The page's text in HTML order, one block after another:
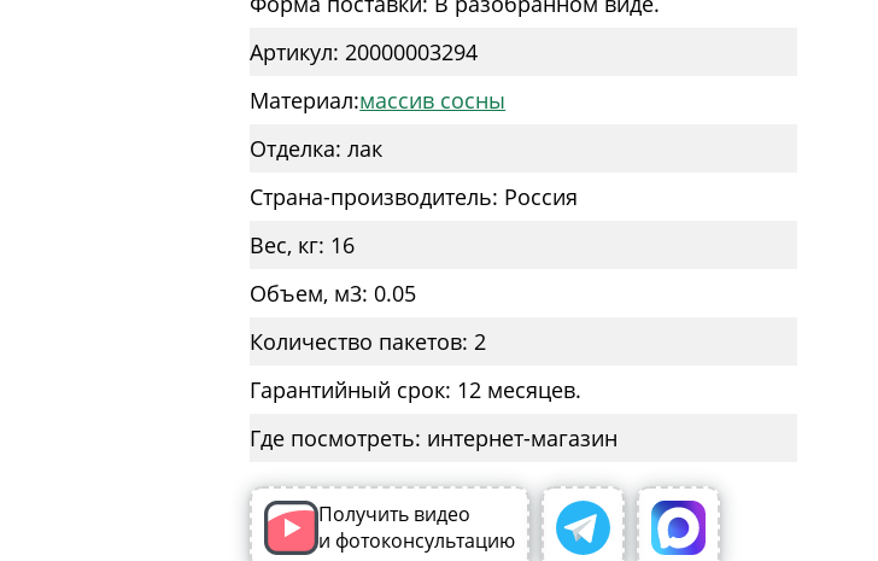
Артикул: 20000003294
Материал:массив сосны
Отделка: лак
Страна-производитель: Россия
Вес, кг: 16
Объем, м3: 0.05
Количество пакетов: 2
Гарантийный срок: 12 месяцев.
Где посмотреть: интернет-магазин
Получить видео
и фотоконсультацию